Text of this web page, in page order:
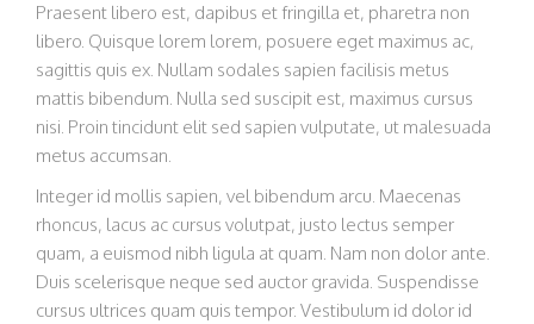
Praesent libero est, dapibus et fringilla et, pharetra non
libero. Quisque lorem lorem, posuere eget maximus ac,
sagittis quis ex. Nullam sodales sapien facilisis metus
mattis bibendum. Nulla sed suscipit est, maximus cursus
nisi. Proin tincidunt elit sed sapien vulputate, ut malesuada
metus accumsan.
Integer id mollis sapien, vel bibendum arcu. Maecenas
rhoncus, lacus ac cursus volutpat, justo lectus semper
quam, a euismod nibh ligula at quam. Nam non dolor ante.
Duis scelerisque neque sed auctor gravida. Suspendisse
cursus ultrices quam quis tempor. Vestibulum id dolor id